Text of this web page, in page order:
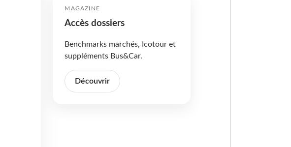
MAGAZINE
Accès dossiers
Benchmarks marchés, Icotour et
suppléments Bus&Car.
Découvrir